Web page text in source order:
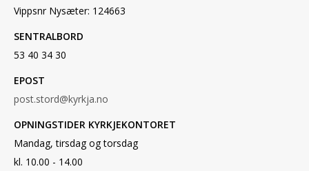
Vippsnr Nysæter: 124663
SENTRALBORD
53 40 34 30
EPOST
post.stord@kyrkja.no
OPNINGSTIDER KYRKJEKONTORET
Mandag, tirsdag og torsdag
kl. 10.00 - 14.00